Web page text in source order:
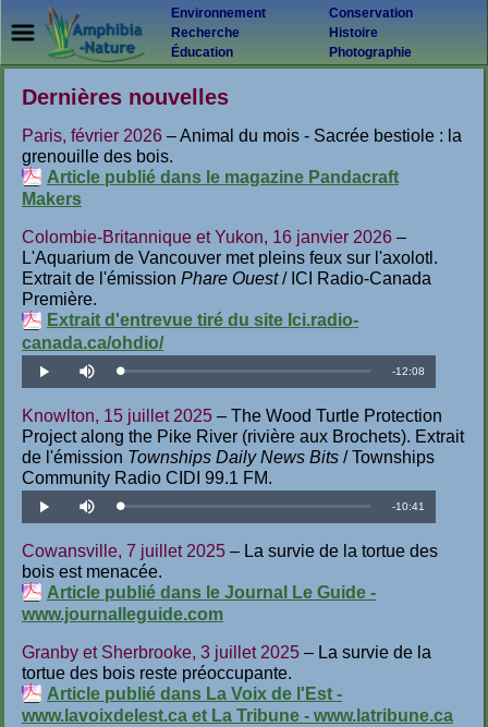
Environnement
Conservation
Recherche
Histoire
Éducation
Photographie
Dernières nouvelles
Paris, février 2026 – Animal du mois - Sacrée bestiole : la
grenouille des bois.
Article publié dans le magazine Pandacraft
Makers
Colombie-Britannique et Yukon, 16 janvier 2026 –
L'Aquarium de Vancouver met pleins feux sur l'axolotl.
Extrait de l'émission Phare Ouest/ ICI Radio-Canada
Première.
Extrait d'entrevue tiré du site Ici.radio-
canada.ca/ohdio/
Lecture
Désactiver
le
Téléchargé:
1.37%
Temps
-12:08
Knowlton, 15 juillet 2025 – The Wood Turtle Protection
Project along the Pike River (rivière aux Brochets). Extrait
de l'émission Townships Daily News Bits / Townships
Community Radio CIDI 99.1 FM.
Lecture
Désactiver
le
Téléchargé:
1.56%
Temps
-10:41
Cowansville, 7 juillet 2025 – La survie de la tortue des
bois est menacée.
Article publié dans le Journal Le Guide -
www.journalleguide.com
Granby et Sherbrooke, 3 juillet 2025 – La survie de la
tortue des bois reste préoccupante.
Article publié dans La Voix de l'Est -
www.lavoixdelest.ca et La Tribune - www.latribune.ca